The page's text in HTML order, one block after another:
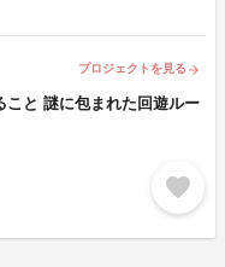
プロジェクトを見る arrow_forward
こと 謎に包まれた回遊ルー
favorite